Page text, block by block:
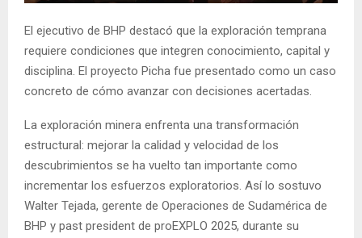
El ejecutivo de BHP destacó que la exploración temprana
requiere condiciones que integren conocimiento, capital y
disciplina. El proyecto Picha fue presentado como un caso
concreto de cómo avanzar con decisiones acertadas.
La exploración minera enfrenta una transformación
estructural: mejorar la calidad y velocidad de los
descubrimientos se ha vuelto tan importante como
incrementar los esfuerzos exploratorios. Así lo sostuvo
Walter Tejada, gerente de Operaciones de Sudamérica de
BHP y past president de proEXPLO 2025, durante su